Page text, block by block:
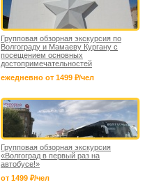
Групповая обзорная экскурсия по
Волгограду и Мамаеву Кургану с
посещением основных
достопримечательностей
ежедневно от 1499 ₽/чел
Групповая обзорная экскурсия
«Волгоград в первый раз на
автобусе!»
от 1499 ₽/чел